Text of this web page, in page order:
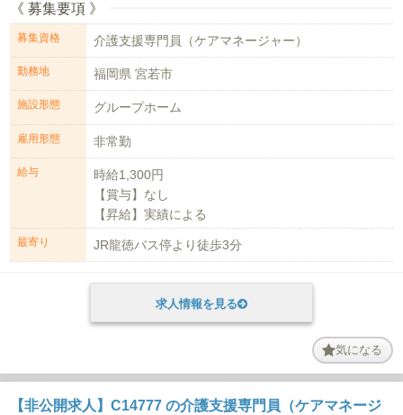
《 募集要項 》
募集資格 介護支援専門員（ケアマネージャー）
勤務地 福岡県 宮若市
施設形態 グループホーム
雇用形態 非常勤
給与
時給1,300円
【賞与】なし
【昇給】実績による
【通勤手当...
最寄り JR龍徳バス停より徒歩3分
求人情報を見る
気になる
【非公開求人】C14777 の介護支援専門員（ケアマネージ